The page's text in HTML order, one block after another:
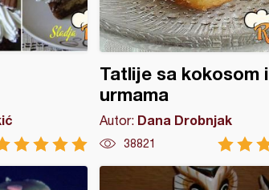
Tatlije sa kokosom i
urmama
Autor: Dana Drobnjak
38821